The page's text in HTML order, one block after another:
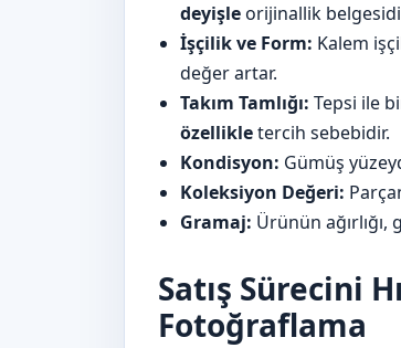
deyişleorijinallik
İşçilik ve Form: Kalem
değer artar.
Takım Tamlığı: Tepsi ile
özellikletercih sebebidir.
Kondisyon: Gümüş
Koleksiyon Değeri:
Gramaj: Ürünün
Satış Sürecini
Fotoğraflama